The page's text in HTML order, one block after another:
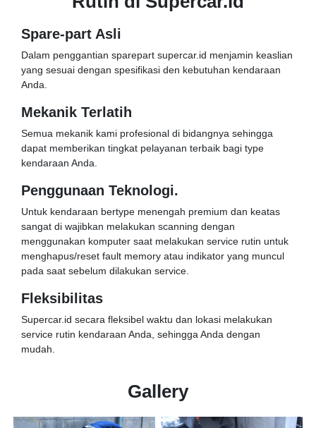
Spare-part Asli
Dalam penggantian sparepart supercar.id menjamin keaslian
yang sesuai dengan spesifikasi den kebutuhan kendaraan
Anda.
Mekanik Terlatih
Semua mekanik kami profesional di bidangnya sehingga
dapat memberikan tingkat pelayanan terbaik bagi type
kendaraan Anda.
Penggunaan Teknologi.
Untuk kendaraan bertype menengah premium dan keatas
sangat di wajibkan melakukan scanning dengan
menggunakan komputer saat melakukan service rutin untuk
menghapus/reset fault memory atau indikator yang muncul
pada saat sebelum dilakukan service.
Fleksibilitas
Supercar.id secara fleksibel waktu dan lokasi melakukan
service rutin kendaraan Anda, sehingga Anda dengan
mudah.
Gallery